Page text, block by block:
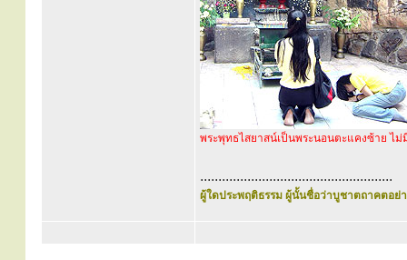
พระพุทธไสยาสน์เป็นพระนอนตะแคงซ้าย ไม่
.....................................................
ผู้ใดประพฤติธรรม ผู้นั้นชื่อว่าบูชาตถาคตอย่า